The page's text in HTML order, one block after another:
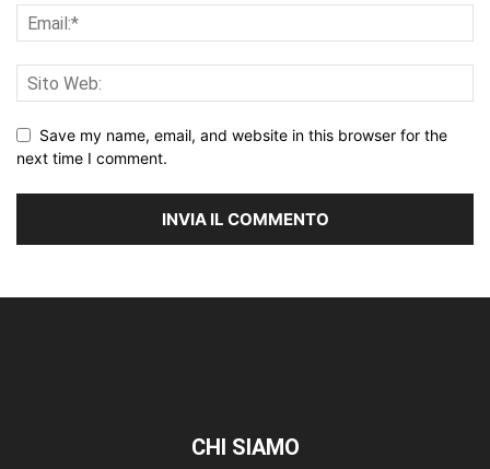
Save my name, email, and website in this browser for the
next time I comment.
CHI SIAMO